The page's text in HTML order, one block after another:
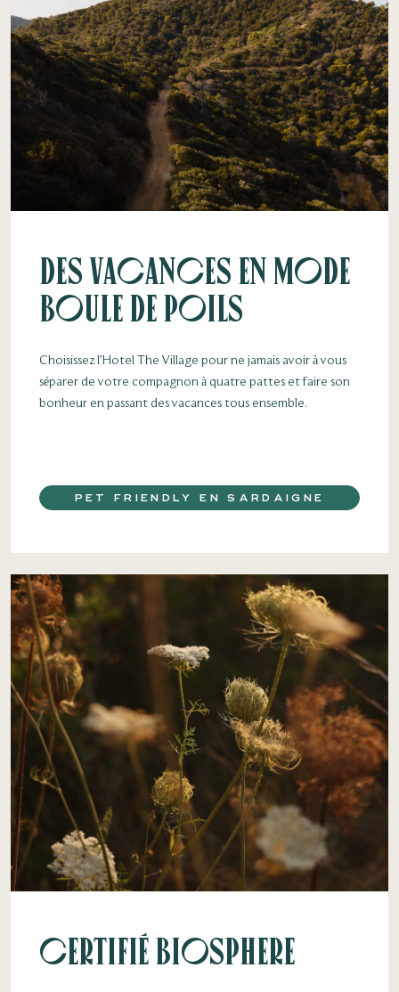
Des vacances en mode
boule de poils
Choisissez l’Hotel The Village pour ne jamais avoir à vous
séparer de votre compagnon à quatre pattes et faire son
bonheur en passant des vacances tous ensemble.
PET FRIENDLY EN SARDAIGNE
Certifié Biosphere